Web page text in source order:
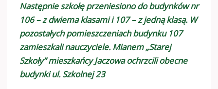
Następnie szkołę przeniesiono do budynków nr
106 – z dwiema klasami i 107 – z jedną klasą. W
pozostałych pomieszczeniach budynku 107
zamieszkali nauczyciele. Mianem „Starej
Szkoły” mieszkańcy Jaczowa ochrzcili obecne
budynki ul. Szkolnej 23